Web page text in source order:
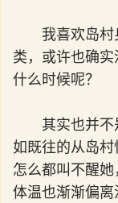
我喜欢岛
类，或许也确
什么时候呢？
其实也并
如既往的从岛
怎么都叫不醒
体温也渐渐偏离